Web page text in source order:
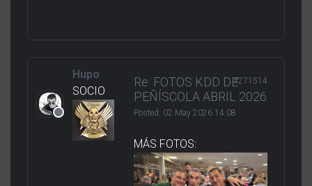
Hupo
SOCIO
Re: FOTOS KDD DE
PEÑÍSCOLA ABRIL 2026
Posted: 02 May 2026 14:08
#271514
MÁS FOTOS: